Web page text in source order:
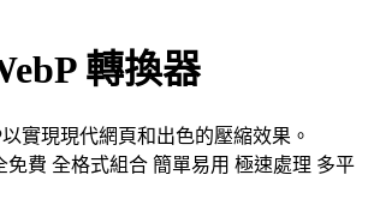
轉換器
實現現代網頁和出色的壓縮效果。
免費 全格式組合 簡單易用 極速處理 多平